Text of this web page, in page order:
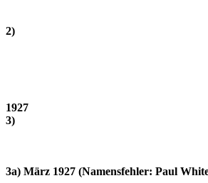
2)
1927
3)
3a) März 1927 (Namensfehler: Paul